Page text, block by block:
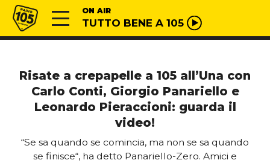
Vai al contenuto
Radio 105 ON AIR
TUTTO BENE A 105
Risate a crepapelle a 105 all’Una con
Carlo Conti, Giorgio Panariello e
Leonardo Pieraccioni: guarda il
video!
“Se sa quando se comincia, ma non se sa quando
se finisce“, ha detto Panariello-Zero. Amici e